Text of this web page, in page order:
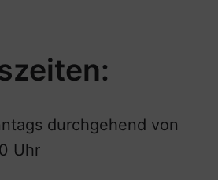
durchgehend von
Uhr